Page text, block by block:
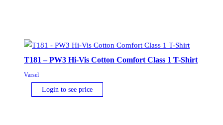
T181 – PW3 Hi-Vis Cotton Comfort Class 1 T-Shirt
Varsel
Login to see price